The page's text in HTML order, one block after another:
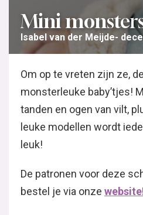
Mini
Isabel van der Meijde
Om op te vreten zijn ze,
monsterleuke baby’tjes!
tanden en ogen van vilt,
leuke modellen wordt
leuk!
De patronen voor deze
bestel je via onze